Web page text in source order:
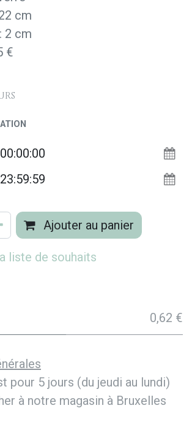
cm
2 cm
€
Ajouter au panier
liste de souhaits
0,62 €
pour 5 jours (du jeudi au lundi)
à notre magasin à Bruxelles